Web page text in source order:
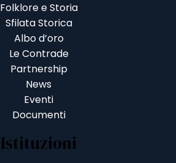
Folklore e Storia
Sfilata Storica
Albo d’oro
Le Contrade
Partnership
News
Eventi
Documenti
Istituzioni